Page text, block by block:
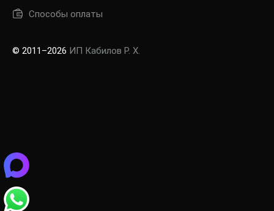
Способы оплаты
© 2011–2026 ИП Кабилов Р. Х.